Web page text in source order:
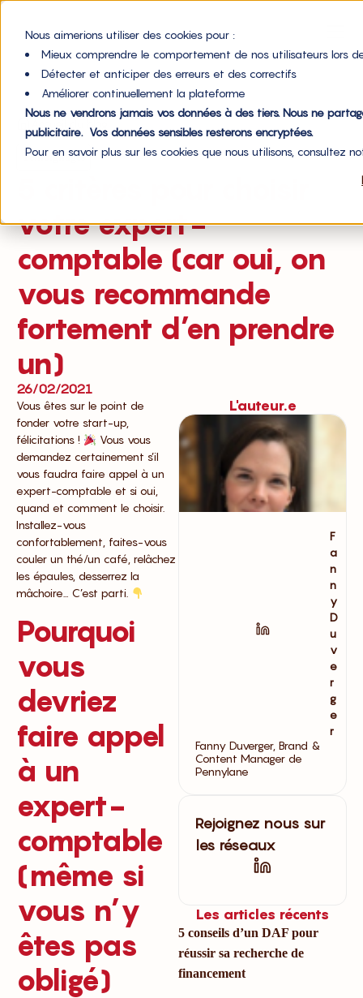
Nous aimerions utiliser des cookies pour :
Mieux comprendre le comportement de nos utilisateurs lors
Détecter et anticiper des erreurs et des correctifs
Améliorer continuellement la plateforme
Nous ne vendrons jamais vos données à des tiers. Nous ne
publicitaire. Vos données sensibles resterons encryptées.
Pour en savoir plus sur les cookies que nous utilisons, consultez
Témoignages
votre expert-
comptable (car oui, on
vous recommande
fortement d’en prendre
un)
26/02/2021
Vous êtes sur le point de
fonder votre start-up,
félicitations !
Vous vous
demandez certainement s’il
vous faudra faire appel à un
expert-comptable et si oui,
quand et comment le choisir.
Installez-vous
confortablement, faites-vous
couler un thé/un café, relâchez
les épaules, desserrez la
mâchoire… C’est parti.
Pourquoi
vous
devriez
faire appel
à un
expert-
comptable
(même si
vous n’y
êtes pas
obligé)
L'auteur.e
F
a
n
n
y
D
u
v
e
r
g
e
r
Fanny Duverger, Brand &
Content Manager de
Pennylane
Rejoignez nous sur
les réseaux
Les articles récents
5 conseils d’un DAF pour
réussir sa recherche de
financement